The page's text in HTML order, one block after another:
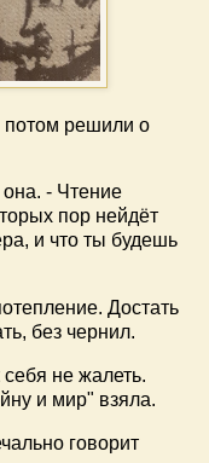
потом решили о
она. - Чтение
пор нейдёт
и что ты будешь
Достать
без чернил.
не жалеть.
и мир" взяла.
говорит